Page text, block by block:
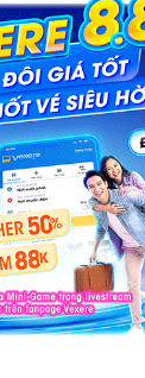
Bát từ
trễ (muộn)
Giáp Bát từ
đánh giá có
xuất sắc.
- Thanh Hóa